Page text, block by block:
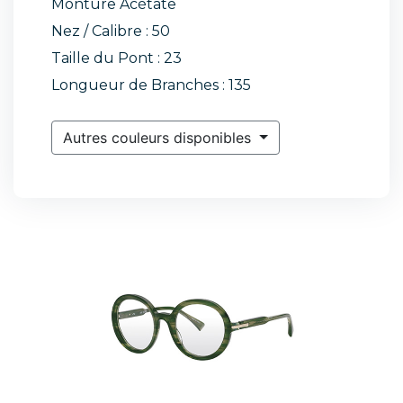
Monture Acétate
Nez / Calibre : 50
Taille du Pont : 23
Longueur de Branches : 135
Autres couleurs disponibles